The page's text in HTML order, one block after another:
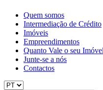
Quem somos
Intermediação de Crédito
Imóveis
Empreendimentos
Quanto Vale o seu Imóvel
Junte-se a nós
Contactos